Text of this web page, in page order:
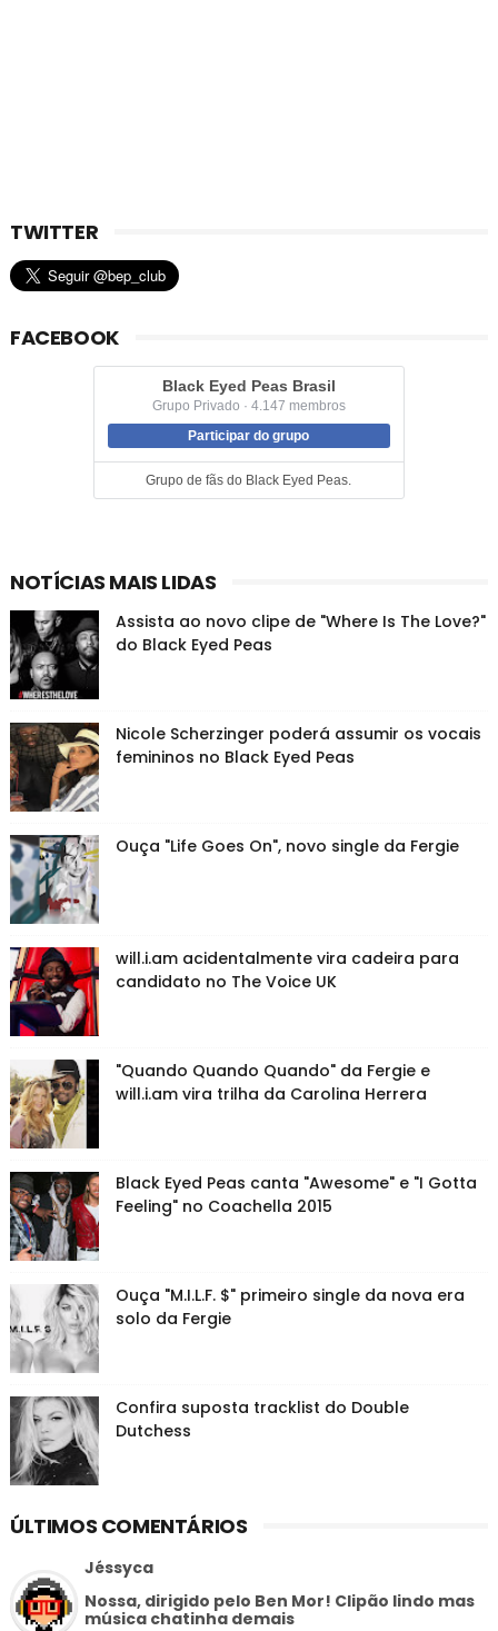
TWITTER
FACEBOOK
Black Eyed Peas Brasil
Grupo Privado · 4.147 membros
Participar do grupo
Grupo de fãs do Black Eyed Peas.
NOTÍCIAS MAIS LIDAS
Assista ao novo clipe de "Where Is The Love?"
do Black Eyed Peas
Nicole Scherzinger poderá assumir os vocais
femininos no Black Eyed Peas
Ouça "Life Goes On", novo single da Fergie
will.i.am acidentalmente vira cadeira para
candidato no The Voice UK
"Quando Quando Quando" da Fergie e
will.i.am vira trilha da Carolina Herrera
Black Eyed Peas canta "Awesome" e "I Gotta
Feeling" no Coachella 2015
Ouça "M.I.L.F. $" primeiro single da nova era
solo da Fergie
Confira suposta tracklist do Double
Dutchess
ÚLTIMOS COMENTÁRIOS
Jéssyca
Nossa, dirigido pelo Ben Mor! Clipão lindo mas
música chatinha demais